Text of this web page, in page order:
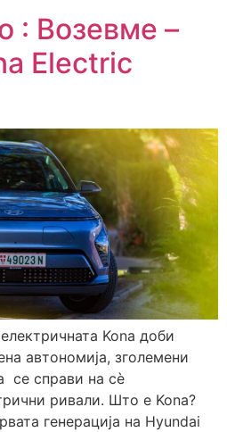
: Возевме –
Electric
Kona доби
автономија, зголемени
се справи на сè
ривали. Што е Kona?
генерација на Hyundai